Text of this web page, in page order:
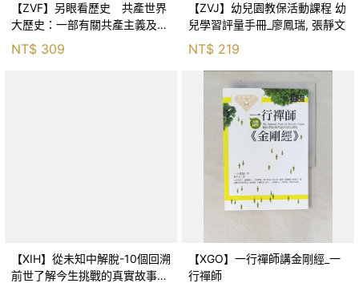
【ZVF】另眼看歷史 共產世界
大歷史：一部有關共產主義及共
產黨兩百年的興衰史_呂正理
NT$ 309
【ZVJ】幼兒園教保活動課程 幼
兒學習評量手冊_廖鳳瑞, 張靜文
NT$ 219
【XIH】從未知中解脫-10個回溯
前世了解今生挑戰的真實故事_
【XGO】一行禪師講金剛經_一
行禪師